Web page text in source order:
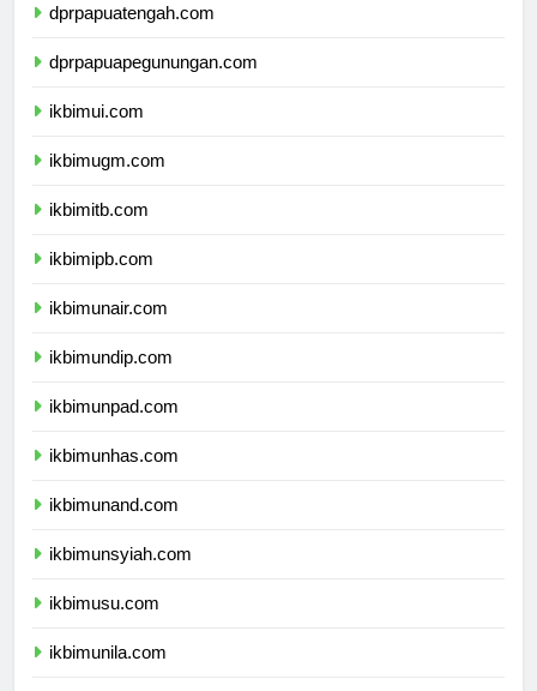
dprpapuatengah.com
dprpapuapegunungan.com
ikbimui.com
ikbimugm.com
ikbimitb.com
ikbimipb.com
ikbimunair.com
ikbimundip.com
ikbimunpad.com
ikbimunhas.com
ikbimunand.com
ikbimunsyiah.com
ikbimusu.com
ikbimunila.com